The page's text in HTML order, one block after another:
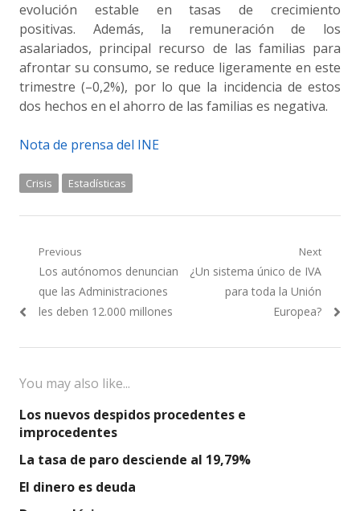
evolución estable en tasas de crecimiento
positivas. Además, la remuneración de los
asalariados, principal recurso de las familias para
afrontar su consumo, se reduce ligeramente en este
trimestre (–0,2%), por lo que la incidencia de estos
dos hechos en el ahorro de las familias es negativa.
Nota de prensa del INE
Crisis Estadísticas
Navegación
de
entradas
Previous
Previous
post:
Los autónomos denuncian
que las Administraciones
les deben 12.000 millones
Next
Next
¿Un sistema único de IVA
para toda la Unión
Europea?
You may also like...
Los nuevos despidos procedentes e
improcedentes
La tasa de paro desciende al 19,79%
El dinero es deuda